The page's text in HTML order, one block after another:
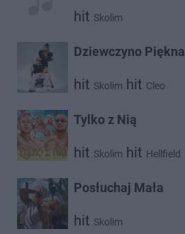
hit Skolim
Dziewczyno Piękna
hit Skolim hit Cleo
Tylko z Nią
hit Skolim hit Hellfield
Posłuchaj Mała
hit Skolim